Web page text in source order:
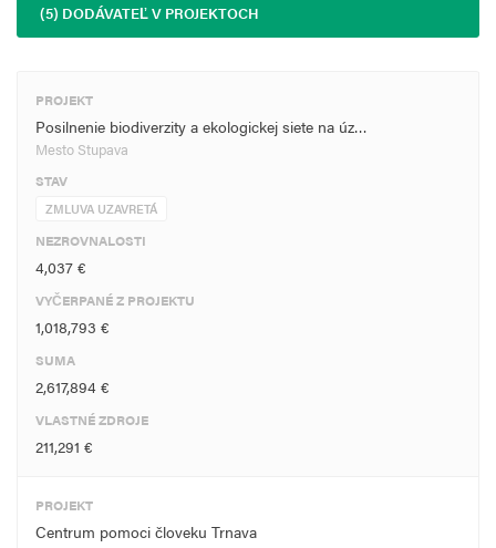
(5) DODÁVATEĽ V PROJEKTOCH
PROJEKT
Posilnenie biodiverzity a ekologickej siete na úz…
Mesto Stupava
STAV
ZMLUVA UZAVRETÁ
NEZROVNALOSTI
4,037 €
VYČERPANÉ Z PROJEKTU
1,018,793 €
SUMA
2,617,894 €
VLASTNÉ ZDROJE
211,291 €
PROJEKT
Centrum pomoci človeku Trnava